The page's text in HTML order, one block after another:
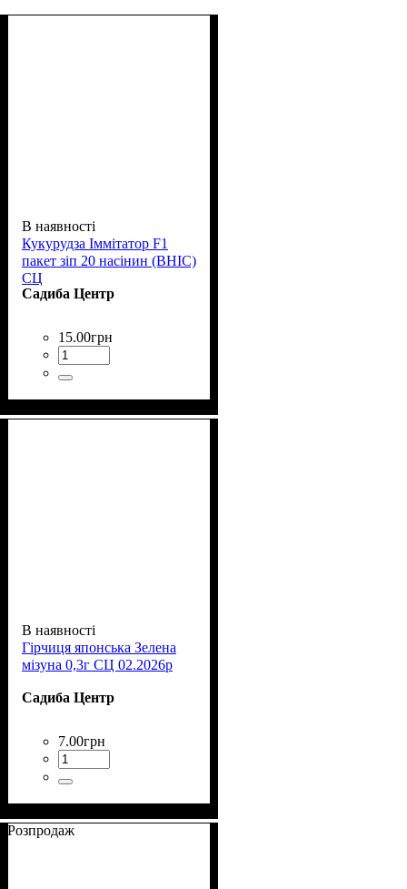
В наявності
Кукурудза Іммітатор F1
пакет зіп 20 насінин (ВНІС)
СЦ
Садиба Центр
15.00грн
В наявності
Гірчиця японська Зелена
мізуна 0,3г СЦ 02.2026р
Садиба Центр
7.00грн
Розпродаж